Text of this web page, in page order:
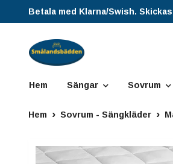
Betala med Klarna/Swish.
Hem Sängar Sovrum
Hem Sovrum - Sängkläder